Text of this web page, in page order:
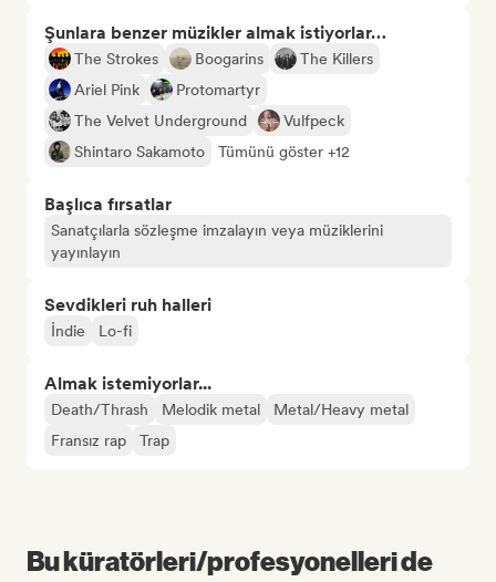
Şunlara benzer müzikler almak istiyorlar…
The Strokes Boogarins
The Killers
Ariel Pink
Protomartyr
The Velvet Underground
Vulfpeck
Shintaro Sakamoto
Tümünü göster +12
Başlıca fırsatlar
Sanatçılarla sözleşme imzalayın veya müziklerini
yayınlayın
Sevdikleri ruh halleri
İndie Lo-fi
Almak istemiyorlar...
Death/Thrash Melodik metal
Metal/Heavy metal
Fransız rap
Trap
Bu küratörleri/profesyonelleri de